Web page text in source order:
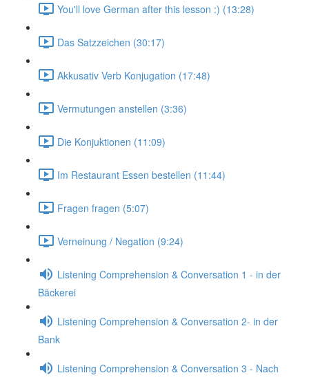
You'll love German after this lesson :) (13:28)
Das Satzzeichen (30:17)
Akkusativ Verb Konjugation (17:48)
Vermutungen anstellen (3:36)
Die Konjuktionen (11:09)
Im Restaurant Essen bestellen (11:44)
Fragen fragen (5:07)
Verneinung / Negation (9:24)
Listening Comprehension & Conversation 1 - in der
Bäckerei
Listening Comprehension & Conversation 2- in der
Bank
Listening Comprehension & Conversation 3 - Nach